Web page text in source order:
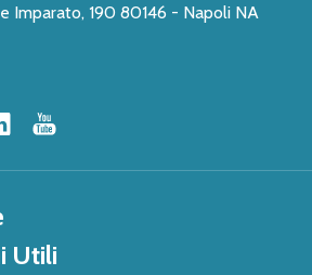
Imparato, 190 80146 - Napoli NA
Utili